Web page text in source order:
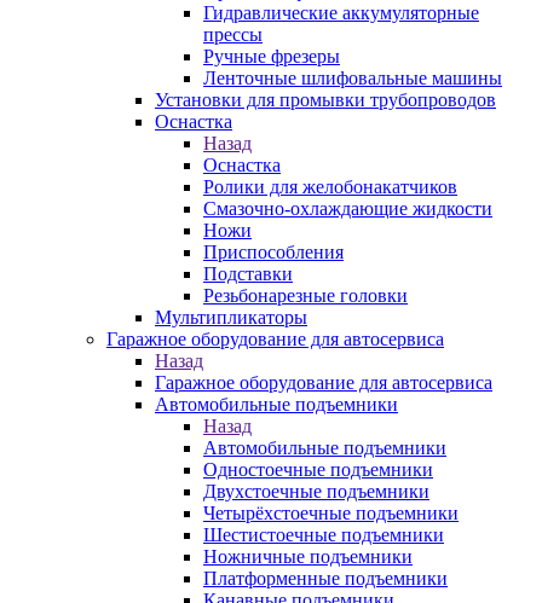
Гидравлические аккумуляторные
прессы
Ручные фрезеры
Ленточные шлифовальные машины
Установки для промывки трубопроводов
Оснастка
Назад
Оснастка
Ролики для желобонакатчиков
Смазочно-охлаждающие жидкости
Ножи
Приспособления
Подставки
Резьбонарезные головки
Мультипликаторы
Гаражное оборудование для автосервиса
Назад
Гаражное оборудование для автосервиса
Автомобильные подъемники
Назад
Автомобильные подъемники
Одностоечные подъемники
Двухстоечные подъемники
Четырёхстоечные подъемники
Шестистоечные подъемники
Ножничные подъемники
Платформенные подъемники